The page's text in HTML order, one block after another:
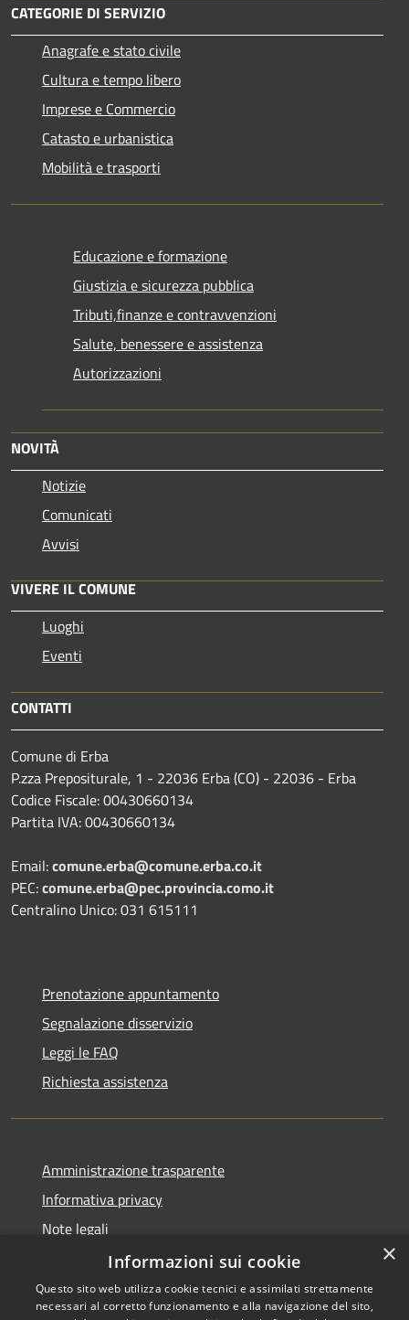
CATEGORIE DI SERVIZIO
Anagrafe e stato civile
Cultura e tempo libero
Imprese e Commercio
Catasto e urbanistica
Mobilità e trasporti
Educazione e formazione
Giustizia e sicurezza pubblica
Tributi,finanze e contravvenzioni
Salute, benessere e assistenza
Autorizzazioni
NOVITÀ
Notizie
Comunicati
Avvisi
VIVERE IL COMUNE
Luoghi
Eventi
CONTATTI
Comune di Erba
P.zza Prepositurale, 1 - 22036 Erba (CO) - 22036 - Erba
Codice Fiscale: 00430660134
Partita IVA: 00430660134
Email:comune.erba@comune.erba.co.it
PEC:comune.erba@pec.provincia.como.it
Centralino Unico: 031 615111
Prenotazione appuntamento
Segnalazione disservizio
Leggi le FAQ
Richiesta assistenza
Amministrazione trasparente
Informativa privacy
Note legali
Dichiarazione di accessibilità
×
Informazioni sui cookie
Questo sito web utilizza cookie tecnici e assimilati strettamente
necessari al corretto funzionamento e alla navigazione del sito,